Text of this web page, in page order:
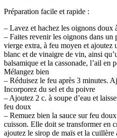
Préparation facile et rapide :
– Lavez et hachez les oignons doux
– Faites revenir les oignons dans un
vierge extra, à feu moyen et ajoutez
blanc et de vinaigre de vin, ainsi
balsamique et la cassonade, l’ail en
Mélangez bien
– Réduisez le feu après 3 minutes.
Incorporez du sel et du poivre
– Ajoutez 2 c. à soupe d’eau et
feu doux
– Remuez bien la sauce sur feu
cuisson. Elle doit se transformer en
ajoutez le sirop de maïs et la cuillère